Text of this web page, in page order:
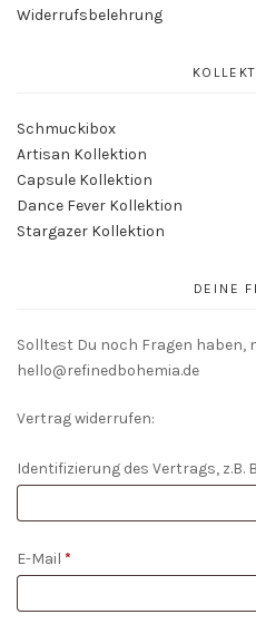
Widerrufsbelehrung
Schmuckibox
Artisan Kollektion
Capsule Kollektion
Dance Fever Kollektion
Stargazer Kollektion
DEINE
Solltest Du noch Fragen haben,
hello@refinedbohemia.de
Vertrag widerrufen:
Identifizierung des Vertrags, z.B.
E-Mail *